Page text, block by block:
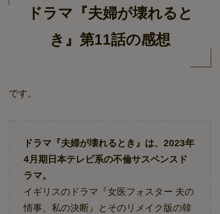
ドラマ『夫婦が壊れると
き』第11話の感想
です。
ドラマ『夫婦が壊れるとき』は、2023年
4月期日本テレビ系の不倫サスペンスド
ラマ。
イギリスのドラマ『女医フォスター 夫の
情事、私の決断』とそのリメイク版の韓